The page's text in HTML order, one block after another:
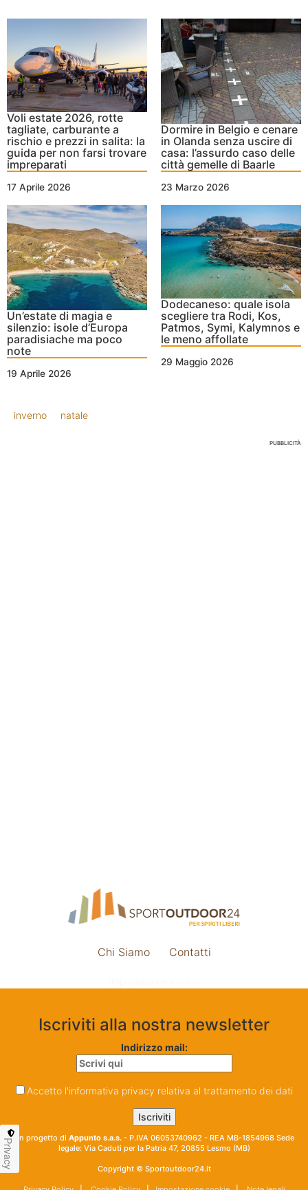
Voli estate 2026, rotte
tagliate, carburante a
rischio e prezzi in salita: la
guida per non farsi trovare
impreparati
17 Aprile 2026
Dormire in Belgio e cenare
in Olanda senza uscire di
casa: l’assurdo caso delle
città gemelle di Baarle
23 Marzo 2026
Un’estate di magia e
silenzio: isole d’Europa
paradisiache ma poco
note
19 Aprile 2026
Dodecaneso: quale isola
scegliere tra Rodi, Kos,
Patmos, Symi, Kalymnos e
le meno affollate
29 Maggio 2026
inverno natale
PUBBLICITÀ
Chi Siamo Contatti
Iscriviti alla nostra newsletter
Indirizzo mail:
Accetto l'informativa privacy relativa al trattamento dei dati
Un progetto di Appunto s.a.s. - P.IVA 06053740962 - REA MB-1854968 Sede
legale: Via Caduti per la Patria 47, 20855 Lesmo (MB)
Copyright © Sportoutdoor24.it
Privacy